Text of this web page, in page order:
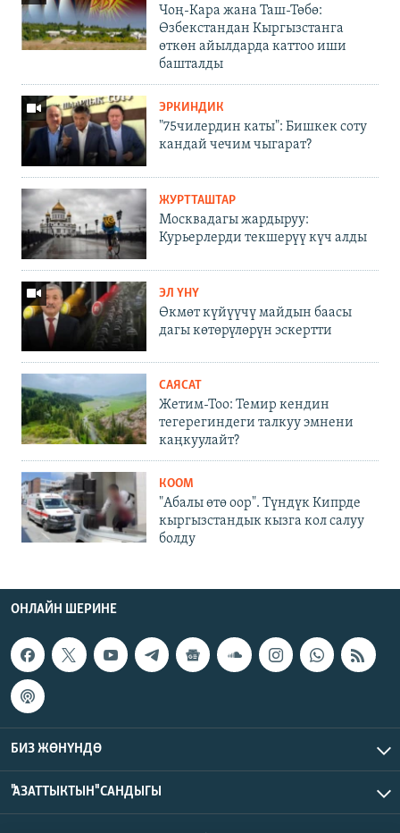
Чоң-Кара жана Таш-Төбө:
Өзбекстандан Кыргызстанга
өткөн айылдарда каттоо иши
башталды
ЭРКИНДИК
"75чилердин каты": Бишкек соту
кандай чечим чыгарат?
ЖУРТТАШТАР
Москвадагы жардыруу:
Курьерлерди текшерүү күч алды
ЭЛ ҮНҮ
Өкмөт күйүүчү майдын баасы
дагы көтөрүлөрүн эскертти
САЯСАТ
Жетим-Тоо: Темир кендин
тегерегиндеги талкуу эмнени
каңкуулайт?
КООМ
"Абалы өтө оор". Түндүк Кипрде
кыргызстандык кызга кол салуу
болду
ОНЛАЙН ШЕРИНЕ
БИЗ ЖӨНҮНДӨ
"АЗАТТЫКТЫН" САНДЫГЫ